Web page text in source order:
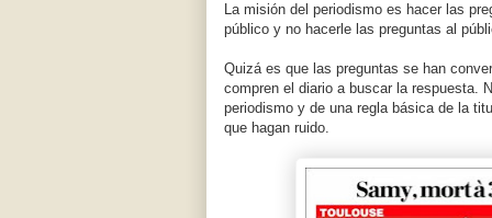
La misión del periodismo es hacer las
público y no hacerle las preguntas al
Quizá es que las preguntas se han
compren el diario a buscar la respuesta.
periodismo y de una regla básica de la
que hagan ruido.